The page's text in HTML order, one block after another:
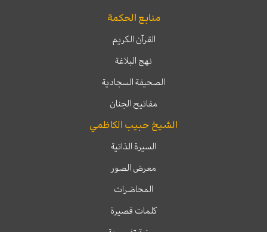
منابع الحكمة
القرآن الكريم
نهج البلاغة
الصحيفة السجادية
مفاتيح الجنان
الشيخ حبيب الكاظمي
السيرة الذاتية
معرض الصور
المحاضرات
كلمات قصيرة